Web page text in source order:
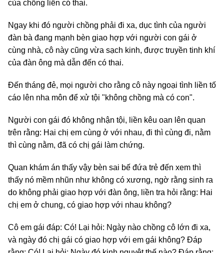
của chồng liền có thai.
Ngay khi đó người chồng phải đi xa, dục tình của người
đàn bà đang mạnh bèn giao hợp với người con gái ở
cùng nhà, cô này cũng vừa sạch kinh, được truyền tinh khí
của đàn ông mà dẫn đến có thai.
Đến tháng đẻ, mọi người cho rằng cô này ngoại tình liền tố
cáo lên nha môn để xử tội "không chồng mà có con".
Người con gái đó không nhận tội, liền kêu oan lên quan
trên rằng: Hai chị em cùng ở với nhau, đi thì cùng đi, nằm
thì cùng nằm, đã có chị gái làm chứng.
Quan khám án thấy vậy bèn sai bế đứa trẻ đến xem thì
thấy nó mềm nhũn như không có xương, ngờ rằng sinh ra
do không phải giao hợp với đàn ông, liền tra hỏi rằng: Hai
chị em ở chung, có giao hợp với nhau không?
Cô em gái đáp: Có! Lại hỏi: Ngày nào chồng cô lớn đi xa,
và ngày đó chị gái có giao hợp với em gái không? Đáp